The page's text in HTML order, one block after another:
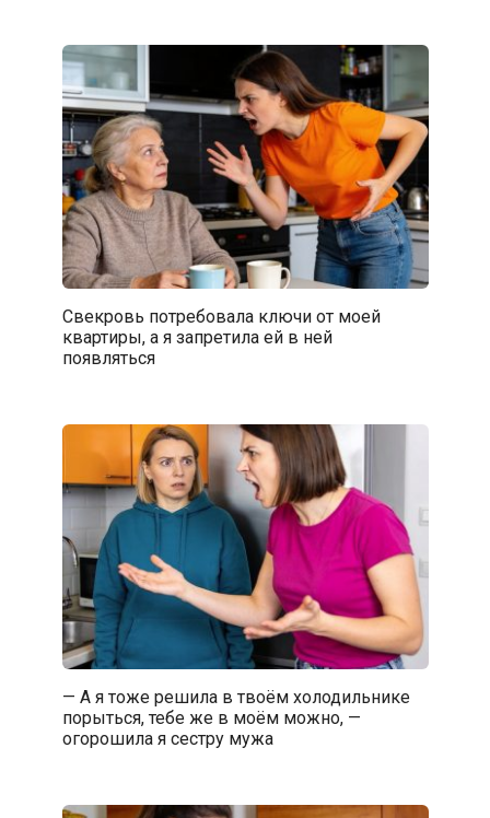
Свекровь потребовала ключи от моей
квартиры, а я запретила ей в ней
появляться
— А я тоже решила в твоём холодильнике
порыться, тебе же в моём можно, —
огорошила я сестру мужа